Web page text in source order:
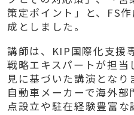
策定ポイント」と、FS
成としました。
講師は、KIP国際化支援
戦略エキスパートが担
見に基づいた講演となり
自動車メーカーで海外
点設立や駐在経験豊富